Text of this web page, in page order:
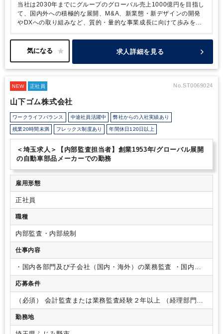
当社は2030年までにグループのグローバル売上1000億円を目指し
て、国内外への積極的な展開、M&A、新業態・新デザインの開発
やDXへの取り組みなど、質的・量的な事業成長に向けて歩みを進
経営をアシスト出来る経営参謀・実行役となってくださる方を増員
募集します。積極的なM&Aや国内外への店舗展開など、攻めの経
求人詳細を見る
NEW 正社員 No.ST0069024
山下ゴム株式会社
ワークライフバランス 中途社員活躍中 弊社からの入社実績あり
残業20時間未満 フレックス制度あり 年間休日120日以上
＜埼玉求人＞【内部監査担当者】創業1953年/グローバル展開
の自動車部品メーカーでの勤務
雇用形態
正社員
職種
内部監査・内部統制
仕事内容
・国内各部門及び子会社（国内・海外）の業務監査
・国内各
部門及び子会社（国内・海外）の業務フロー作成と更新・監
査室の予算作成と予実管理
応募条件
（必須） 会計監査または業務監査経験２年以上 （経理部門で
の監査対応責任者としての経験や、内部監査経験）Excel、
Power Pointの操作スキル（業務に支障のないレベル）
勤務地